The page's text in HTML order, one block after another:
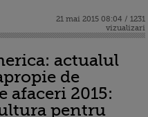
21 mai 2015 08:04 / 1231
vizualizari
actualul
de
afaceri 2015:
pentru